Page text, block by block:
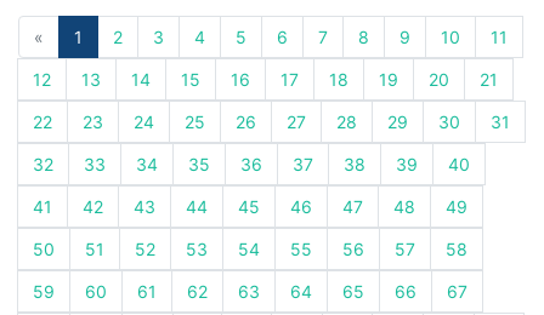
« 1 2 3 4 5 6 7 8 9 10 11
12 13 14 15 16 17 18 19 20 21
22 23 24 25 26 27 28 29 30 31
32 33 34 35 36 37 38 39 40
41 42 43 44 45 46 47 48 49
50 51 52 53 54 55 56 57 58
59 60 61 62 63 64 65 66 67